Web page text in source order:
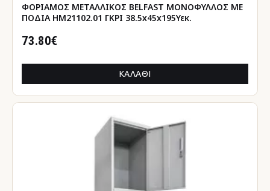
ΦΟΡΙΑΜΟΣ ΜΕΤΑΛΛΙΚΟΣ BELFAST ΜΟΝΟΦΥΛΛΟΣ ΜΕ
ΠΟΔΙΑ HM21102.01 ΓΚΡΙ 38.5x45x195Υεκ.
73.80€
ΚΑΛΆΘΙ